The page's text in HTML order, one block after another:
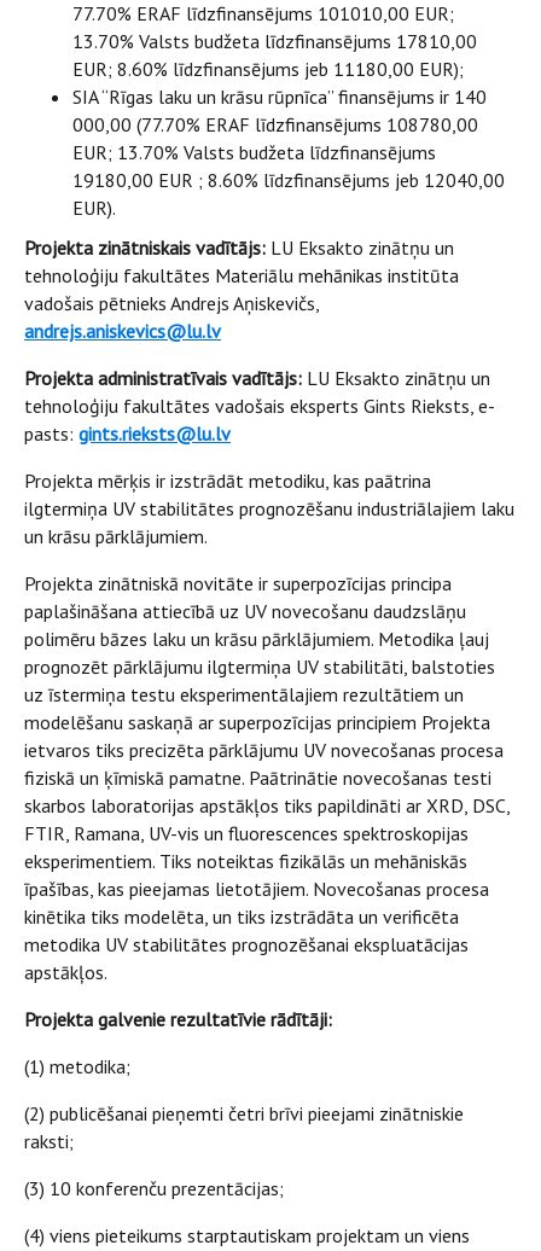
77.70% ERAF līdzfinansējums 101010,00 EUR;
13.70% Valsts budžeta līdzfinansējums 17810,00
EUR; 8.60% līdzfinansējums jeb 11180,00 EUR);
SIA “Rīgas laku un krāsu rūpnīca” finansējums ir 140
000,00 (77.70% ERAF līdzfinansējums 108780,00
EUR; 13.70% Valsts budžeta līdzfinansējums
19180,00 EUR ; 8.60% līdzfinansējums jeb 12040,00
EUR).
Projekta zinātniskais vadītājs: LU Eksakto zinātņu un
tehnoloģiju fakultātes Materiālu mehānikas institūta
vadošais pētnieks Andrejs Aņiskevičs,
andrejs.aniskevics@lu.lv
Projekta administratīvais vadītājs: LU Eksakto zinātņu un
tehnoloģiju fakultātes vadošais eksperts Gints Rieksts, e-
pasts: gints.rieksts@lu.lv
Projekta mērķis ir izstrādāt metodiku, kas paātrina
ilgtermiņa UV stabilitātes prognozēšanu industriālajiem laku
un krāsu pārklājumiem.
Projekta zinātniskā novitāte ir superpozīcijas principa
paplašināšana attiecībā uz UV novecošanu daudzslāņu
polimēru bāzes laku un krāsu pārklājumiem. Metodika ļauj
prognozēt pārklājumu ilgtermiņa UV stabilitāti, balstoties
uz īstermiņa testu eksperimentālajiem rezultātiem un
modelēšanu saskaņā ar superpozīcijas principiem Projekta
ietvaros tiks precizēta pārklājumu UV novecošanas procesa
fiziskā un ķīmiskā pamatne. Paātrinātie novecošanas testi
skarbos laboratorijas apstākļos tiks papildināti ar XRD, DSC,
FTIR, Ramana, UV-vis un fluorescences spektroskopijas
eksperimentiem. Tiks noteiktas fizikālās un mehāniskās
īpašības, kas pieejamas lietotājiem. Novecošanas procesa
kinētika tiks modelēta, un tiks izstrādāta un verificēta
metodika UV stabilitātes prognozēšanai ekspluatācijas
apstākļos.
Projekta galvenie rezultatīvie rādītāji:
(1) metodika;
(2) publicēšanai pieņemti četri brīvi pieejami zinātniskie
raksti;
(3) 10 konferenču prezentācijas;
(4) viens pieteikums starptautiskam projektam un viens